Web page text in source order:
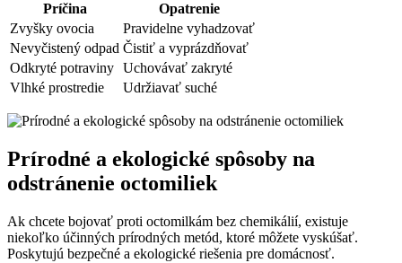
Príčina
Opatrenie
Zvyšky ovocia
Pravidelne vyhadzovať
Nevyčistený odpad Čistiť a vyprázdňovať
Odkryté potraviny Uchovávať zakryté
Vlhké prostredie
Udržiavať suché
Prírodné a ekologické spôsoby na
odstránenie octomiliek
Ak chcete bojovať proti octomilkám bez chemikálií, existuje
niekoľko účinných prírodných metód, ktoré môžete vyskúšať.
Poskytujú bezpečné a ekologické riešenia pre domácnosť.